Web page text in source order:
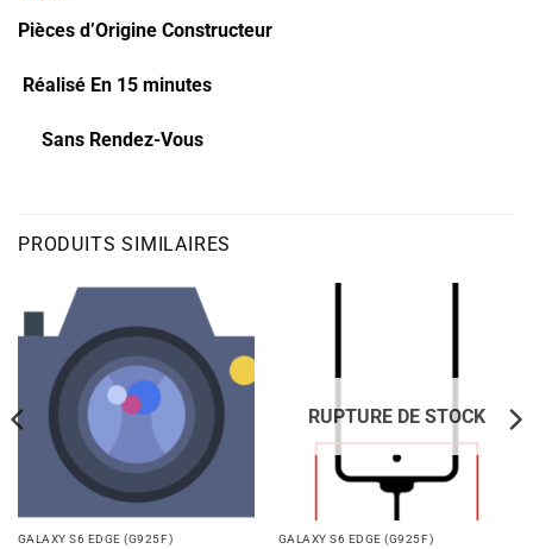
Pièces d’Origine Constructeur
Réalisé En 15 minutes
Sans Rendez-Vous
PRODUITS SIMILAIRES
GALAXY S6 EDGE (G925F)
RUPTURE DE STOCK
GALAXY S6 EDGE (G925F)